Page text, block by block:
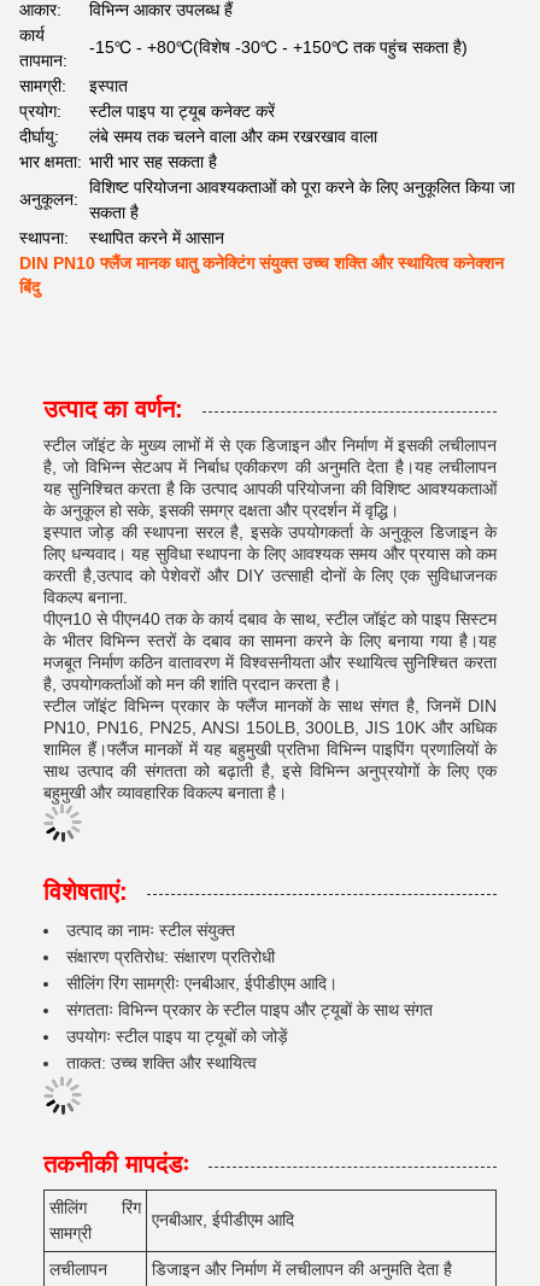
आकार:
विभिन्न आकार उपलब्ध हैं
कार्य
तापमान:
-15℃ - +80℃(विशेष -30℃ - +150℃ तक पहुंच सकता है)
सामग्री:
इस्पात
प्रयोग:
स्टील पाइप या ट्यूब कनेक्ट करें
दीर्घायु:
लंबे समय तक चलने वाला और कम रखरखाव वाला
भार क्षमता: भारी भार सह सकता है
अनुकूलन:
विशिष्ट परियोजना आवश्यकताओं को पूरा करने के लिए अनुकूलित किया जा
सकता है
स्थापना:
स्थापित करने में आसान
DIN PN10 फ्लैंज मानक धातु कनेक्टिंग संयुक्त उच्च शक्ति और स्थायित्व कनेक्शन
बिंदु
उत्पाद का वर्णन:
स्टील जॉइंट के मुख्य लाभों में से एक डिजाइन और निर्माण में इसकी लचीलापन
है, जो विभिन्न सेटअप में निर्बाध एकीकरण की अनुमति देता है।यह लचीलापन
यह सुनिश्चित करता है कि उत्पाद आपकी परियोजना की विशिष्ट आवश्यकताओं
के अनुकूल हो सके, इसकी समग्र दक्षता और प्रदर्शन में वृद्धि।
इस्पात जोड़ की स्थापना सरल है, इसके उपयोगकर्ता के अनुकूल डिजाइन के
लिए धन्यवाद। यह सुविधा स्थापना के लिए आवश्यक समय और प्रयास को कम
करती है,उत्पाद को पेशेवरों और DIY उत्साही दोनों के लिए एक सुविधाजनक
विकल्प बनाना.
पीएन10 से पीएन40 तक के कार्य दबाव के साथ, स्टील जॉइंट को पाइप सिस्टम
के भीतर विभिन्न स्तरों के दबाव का सामना करने के लिए बनाया गया है।यह
मजबूत निर्माण कठिन वातावरण में विश्वसनीयता और स्थायित्व सुनिश्चित करता
है, उपयोगकर्ताओं को मन की शांति प्रदान करता है।
स्टील जॉइंट विभिन्न प्रकार के फ्लैंज मानकों के साथ संगत है, जिनमें DIN
PN10, PN16, PN25, ANSI 150LB, 300LB, JIS 10K और अधिक
शामिल हैं।फ्लैंज मानकों में यह बहुमुखी प्रतिभा विभिन्न पाइपिंग प्रणालियों के
साथ उत्पाद की संगतता को बढ़ाती है, इसे विभिन्न अनुप्रयोगों के लिए एक
बहुमुखी और व्यावहारिक विकल्प बनाता है।
विशेषताएं:
उत्पाद का नामः स्टील संयुक्त
संक्षारण प्रतिरोध: संक्षारण प्रतिरोधी
सीलिंग रिंग सामग्रीः एनबीआर, ईपीडीएम आदि।
संगतताः विभिन्न प्रकार के स्टील पाइप और ट्यूबों के साथ संगत
उपयोगः स्टील पाइप या ट्यूबों को जोड़ें
ताकत: उच्च शक्ति और स्थायित्व
तकनीकी मापदंडः
सीलिंग रिंग
सामग्री
एनबीआर, ईपीडीएम आदि
लचीलापन डिजाइन और निर्माण में लचीलापन की अनुमति देता है